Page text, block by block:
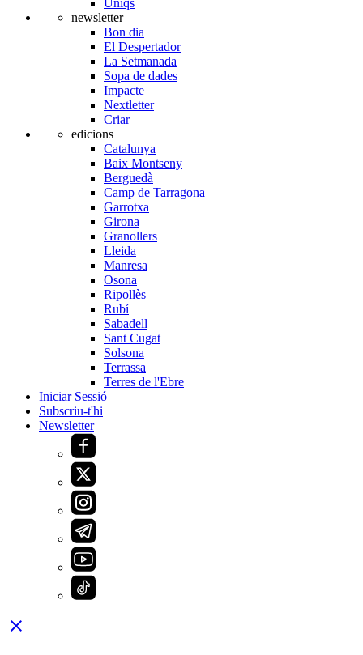
newsletter
Bon dia
El Despertador
La Setmanada
Sopa de dades
Impacte
Nextletter
Criar
edicions
Catalunya
Baix Montseny
Berguedà
Camp de Tarragona
Garrotxa
Girona
Granollers
Lleida
Manresa
Osona
Ripollès
Rubí
Sabadell
Sant Cugat
Solsona
Terrassa
Terres de l'Ebre
Iniciar Sessió
Subscriu-t'hi
Newsletter
close